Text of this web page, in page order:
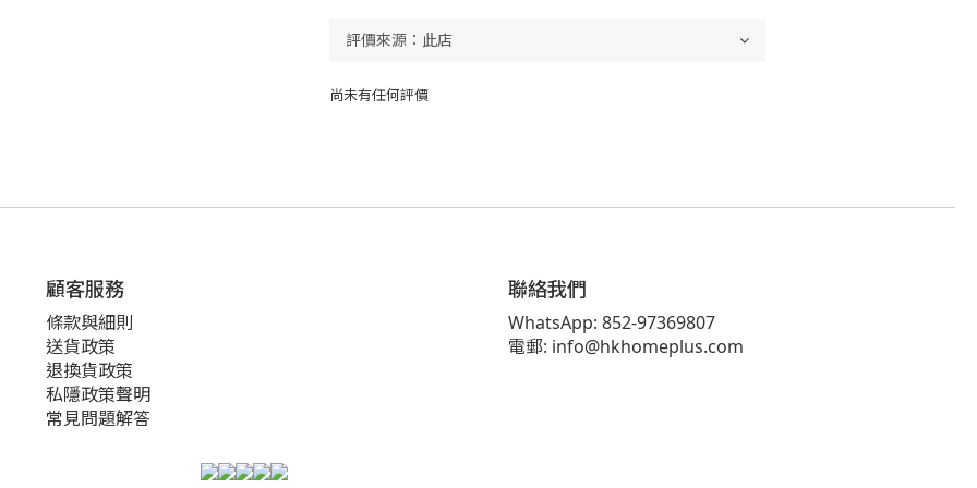
尚未有任何評價
顧客服務
條款與細則
送貨政策
退換貨政策
私隱政策聲明
常見問題解答
聯絡我們
WhatsApp: 852-97369807
電郵: info@hkhomeplus.com